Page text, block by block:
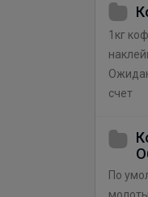
1кг
счет
По